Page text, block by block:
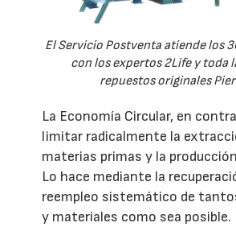
El Servicio Postventa atiende los
con los expertos 2Life y toda
repuestos originales
La Economía Circular, en
limitar radicalmente la
materias primas y la
Lo hace mediante la
reempleo sistemático de
y materiales como sea posible.